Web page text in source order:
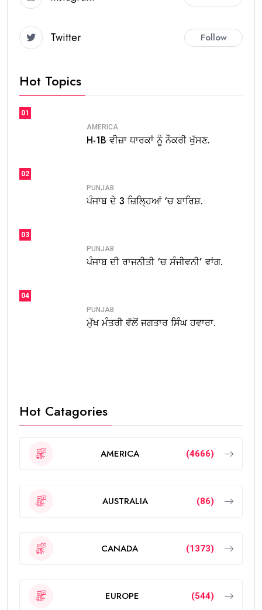
Twitter Follow
Hot Topics
01
AMERICA
H-1B ਵੀਜ਼ਾ ਧਾਰਕਾਂ ਨੂੰ ਨੌਕਰੀ ਖੁੱਸਣ.
02
PUNJAB
ਪੰਜਾਬ ਦੇ 3 ਜ਼ਿਲ੍ਹਿਆਂ ‘ਚ ਬਾਰਿਸ਼.
03
PUNJAB
ਪੰਜਾਬ ਦੀ ਰਾਜਨੀਤੀ ‘ਚ ਸੰਜੀਵਨੀ’ ਵਾਂਗ.
04
PUNJAB
ਮੁੱਖ ਮੰਤਰੀ ਵੱਲੋਂ ਜਗਤਾਰ ਸਿੰਘ ਹਵਾਰਾ.
Hot Catagories
AMERICA (4666)
AUSTRALIA (86)
CANADA (1373)
EUROPE (544)